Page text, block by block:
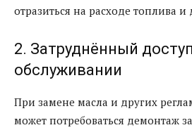
отразиться на расходе топлива
2. Затруднённый
обслуживании
При замене масла и других
может потребоваться демонтаж